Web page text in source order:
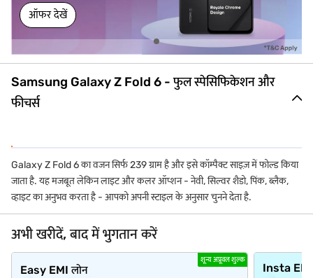
ऑफर देखें
Samsung Galaxy Z Fold 6 - फुल स्पेसिफिकेशन और
फीचर्स
Galaxy Z Fold 6 का वजन सिर्फ 239 ग्राम है और इसे कॉम्पैक्ट साइज़ में फोल्ड किया
जाता है. यह मजबूत लेकिन लाइट और कलर ऑप्शन - नेवी, सिल्वर शैडो, पिंक, ब्लैक,
व्हाइट का अनुभव करता है - आपको अपनी स्टाइल के अनुसार चुनने देता है.
अभी खरीदें, बाद में भुगतान करें
शून्य अप्रूवल शुल्क
Easy EMI लोन Insta